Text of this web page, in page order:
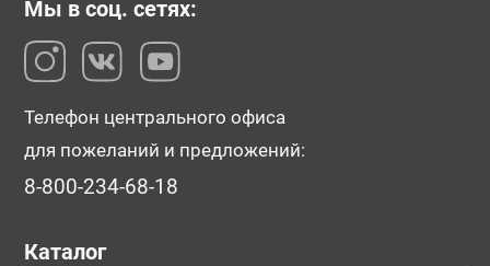
Мы в соц. сетях:
Телефон центрального офиса
для пожеланий и предложений:
8-800-234-68-18
Каталог